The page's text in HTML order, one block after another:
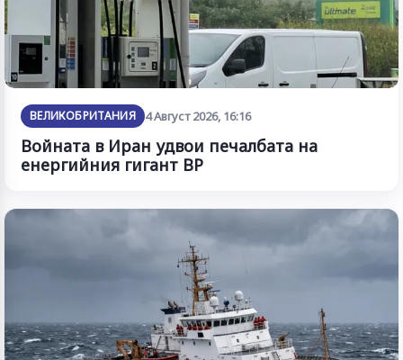
ВЕЛИКОБРИТАНИЯ 4 Август 2026, 16:16
Войната в Иран удвои печалбата на
енергийния гигант BP